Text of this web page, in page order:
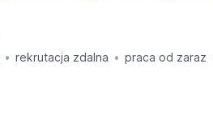
rekrutacja zdalna
praca od zaraz